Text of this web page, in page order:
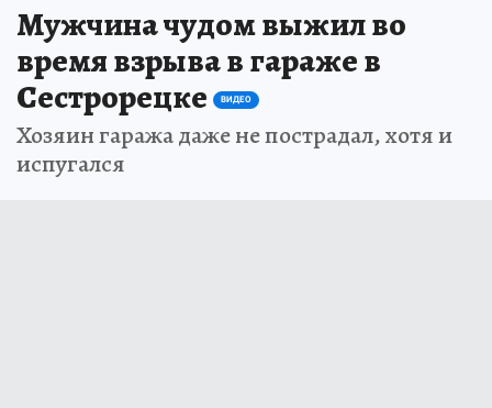
Мужчина чудом выжил во
время взрыва в гараже в
Сестрорецке
ВИДЕО
Хозяин гаража даже не пострадал, хотя и
испугался